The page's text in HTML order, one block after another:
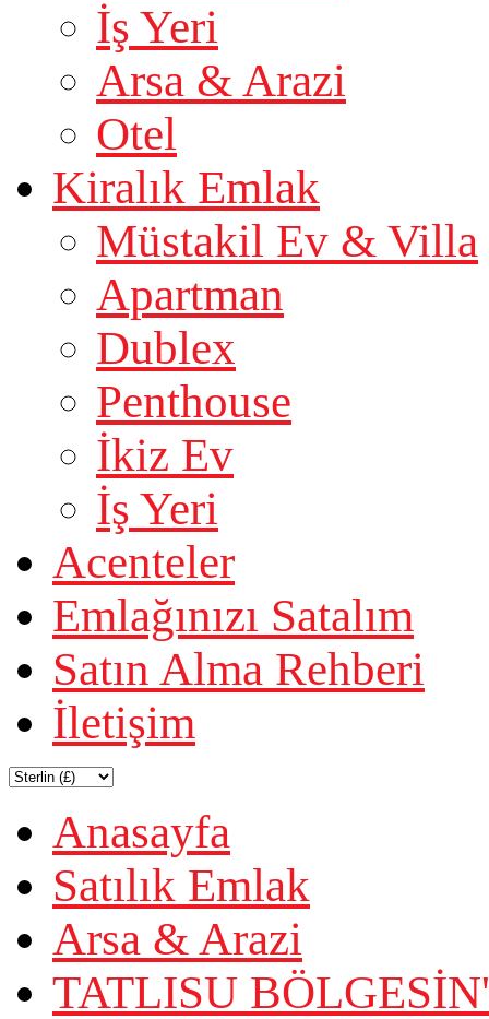
İş Yeri
Arsa & Arazi
Otel
Kiralık Emlak
Müstakil Ev & Villa
Apartman
Dublex
Penthouse
İkiz Ev
İş Yeri
Acenteler
Emlağınızı Satalım
Satın Alma Rehberi
İletişim
Anasayfa
Satılık Emlak
Arsa & Arazi
TATLISU